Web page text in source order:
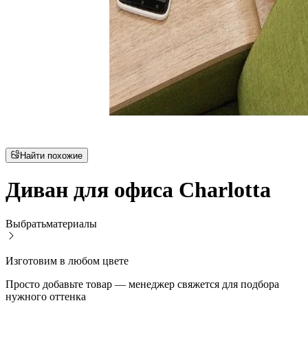
Найти похожие
Диван для офиса Charlotta
Выбратьматериалы
Изготовим в любом цвете
Просто добавьте товар — менеджер свяжется для подбора
нужного оттенка